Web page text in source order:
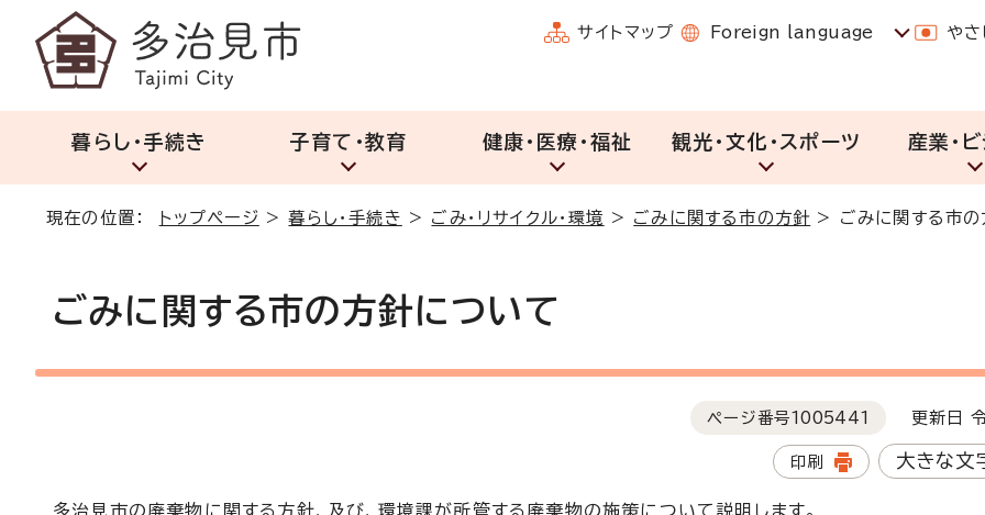
サイトマップ Foreign language やさ
暮らし・手続き 子育て・教育 健康・医療・福祉 観光・文化・スポーツ 産業・
現在の位置： トップページ >暮らし・手続き > ごみ・リサイクル・環境 > ごみに関する市の方針 > ごみに関する市
ごみに関する市の方針について
ページ番号1005441 更新日
印刷 大きな文
多治見市の廃棄物に関する方針、及び、環境課が所管する廃棄物の施策について説明します。